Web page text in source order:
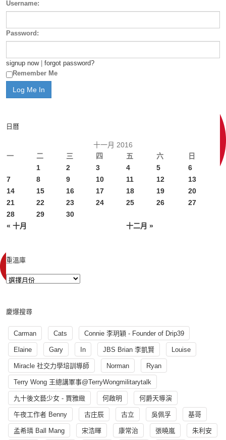
Username:
Password:
signup now| forgot password?
Remember Me
日曆
十一月 2016
一
二 三 四 五 六 日
« 十月 十二月 »
1 2 3 4 5
6
7
8 9 10 11 12
13
14
15 16 17 18 19
20
21
22 23 24 25 26
27
28
29 30
重溫庫
慶爆搜尋
Carman Cats Connie 李玥穎 - Founder of Drip39
Elaine Gary In JBS Brian 李凱賢 Louise
Miracle 社交力學培訓導師 Norman Ryan
Terry Wong 王總講軍事@TerryWongmilitarytalk
九十後文藝少女 - 賈雅緻 何啟明 何爵天導演
午夜工作者 Benny 古庄辰 古立 吳佩孚 基哥
孟希璘 Ball Mang 宋浩暉 康常治 張曉嵐 朱利安